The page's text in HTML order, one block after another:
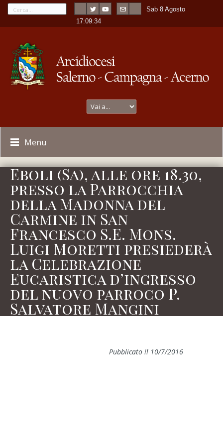
Sab 8 Agosto
17:09:34
Menu
Eboli (Sa), alle ore 18.30,
presso la Parrocchia
della Madonna del
Carmine in San
Francesco S.E. Mons.
Luigi Moretti presiederà
la Celebrazione
Eucaristica d’ingresso
del nuovo parroco P.
Salvatore Mangini
Pubblicato il 10/7/2016